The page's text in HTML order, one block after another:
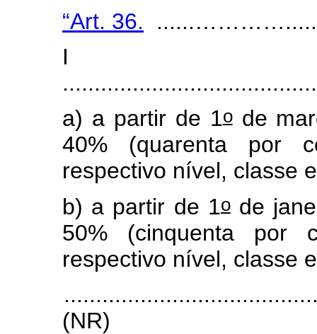
“Art. 36.
I
a) a partir de 1ode
40% (quarenta por
respectivo nível, classe
b) a partir de 1ode
50% (cinquenta por
respectivo nível, classe
(NR)